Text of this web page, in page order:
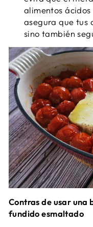
alimentos
asegura que tus
sino también
Contras de usar una
fundido esmaltado